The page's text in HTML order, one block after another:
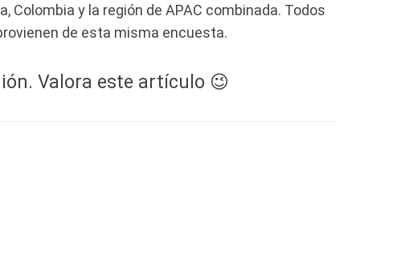
Colombia y la región de APAC combinada. Todos
de esta misma encuesta.
Valora este artículo 😉